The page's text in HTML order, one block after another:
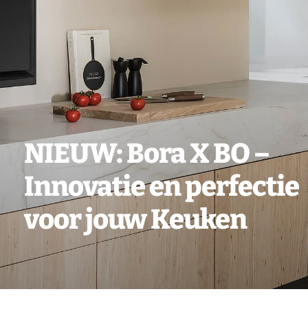
Vacatures
Contact
NIEUW: Bora X BO –
Innovatie en perfectie
voor jouw Keuken